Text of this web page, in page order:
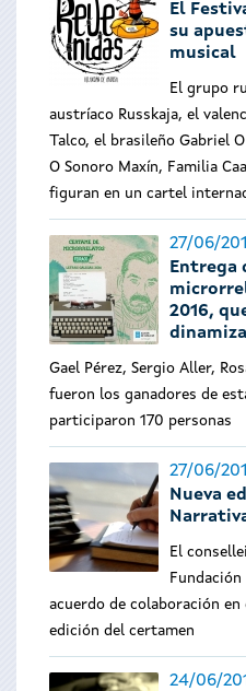
El
su
musical
El grupo
austríaco Russkaja, el
Talco, el brasileño Gabriel
O Sonoro Maxín, Familia
figuran en un cartel
27/06/
Entrega
2016,
Gael Pérez, Sergio Aller,
fueron los ganadores de
participaron 170 personas
27/06/
Nueva
El
acuerdo de colaboración en
edición del certamen
24/06/